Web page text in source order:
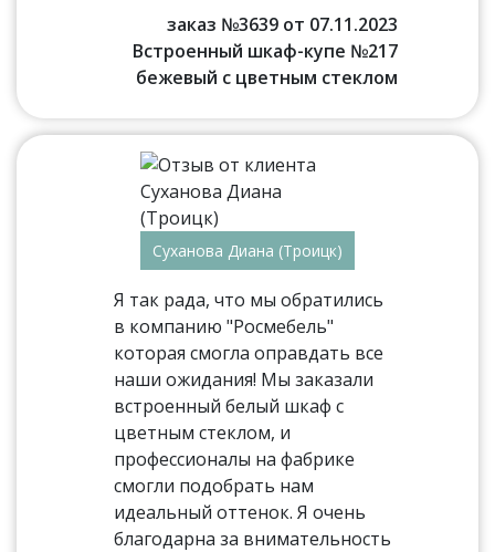
заказ №3639 от 07.11.2023
Встроенный шкаф-купе №217
бежевый с цветным стеклом
Суханова Диана (Троицк)
Я так рада, что мы обратились
в компанию "Росмебель"
которая смогла оправдать все
наши ожидания! Мы заказали
встроенный белый шкаф с
цветным стеклом, и
профессионалы на фабрике
смогли подобрать нам
идеальный оттенок. Я очень
благодарна за внимательность